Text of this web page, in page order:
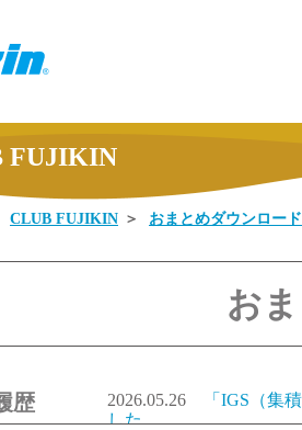
FUJIKIN
CLUB FUJIKIN おまとめダウンロー
お
歴 2026.05.26
「IGS（集
した。